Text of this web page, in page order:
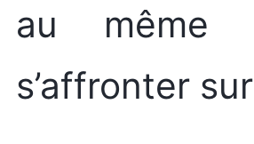
au même
s’affronter